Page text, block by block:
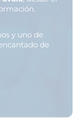
y uno de
de